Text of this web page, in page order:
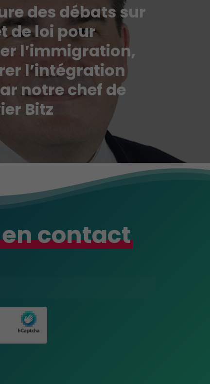
des débats sur
de loi pour
l’immigration,
l’intégration
notre chef de
Bitz
contact